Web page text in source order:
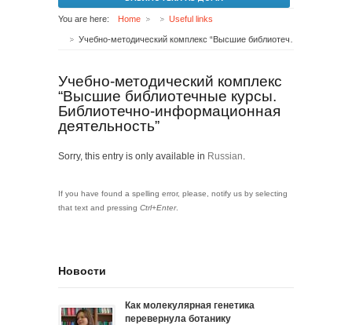
You are here: Home Useful links
Учебно-методический комплекс
“Высшие библиотечные курсы.
Библиотечно-информационная
деятельность”
Sorry, this entry is only available in Russian.
If you have found a spelling error, please, notify us by selecting
that text and pressing Ctrl+Enter.
Новости
Как молекулярная генетика
перевернула ботанику